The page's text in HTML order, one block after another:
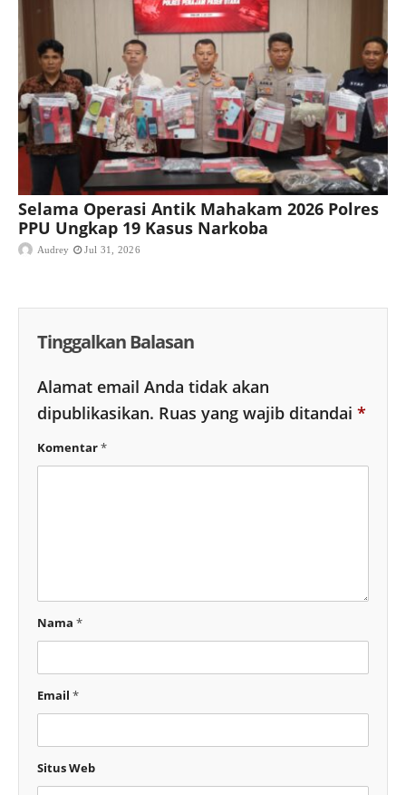
Selama Operasi Antik Mahakam 2026 Polres
PPU Ungkap 19 Kasus Narkoba
Audrey Jul 31, 2026
Tinggalkan Balasan
Alamat email Anda tidak akan
dipublikasikan. Ruas yang wajib ditandai *
Komentar*
Nama *
Email *
Situs Web